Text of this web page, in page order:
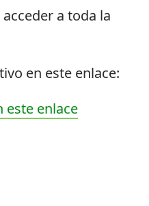
a toda la
en este enlace:
este enlace